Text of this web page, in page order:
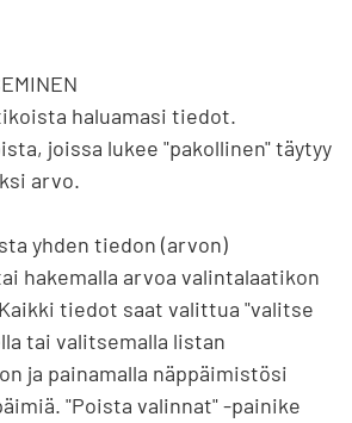
haluamasi tiedot.
joissa lukee "pakollinen" täytyy
arvo.
yhden tiedon (arvon)
hakemalla arvoa valintalaatikon
tiedot saat valittua "valitse
tai valitsemalla listan
ja painamalla näppäimistösi
"Poista valinnat" -painike